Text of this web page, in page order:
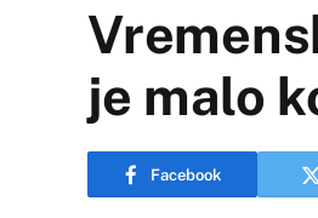
je malo
Facebook